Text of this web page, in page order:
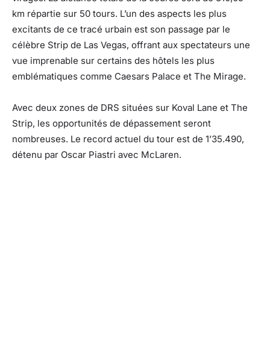
km répartie sur 50 tours. L’un des aspects les plus
excitants de ce tracé urbain est son passage par le
célèbre Strip de Las Vegas, offrant aux spectateurs une
vue imprenable sur certains des hôtels les plus
emblématiques comme Caesars Palace et The Mirage.
Avec deux zones de DRS situées sur Koval Lane et The
Strip, les opportunités de dépassement seront
nombreuses. Le record actuel du tour est de 1’35.490,
détenu par Oscar Piastri avec McLaren.